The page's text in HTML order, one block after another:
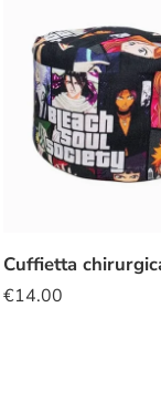
Cuffietta
€14.00